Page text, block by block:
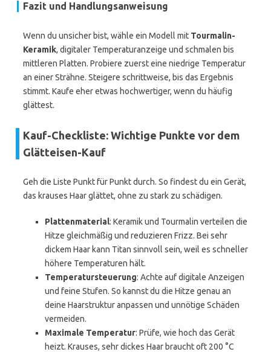
Fazit und Handlungsanweisung
Wenn du unsicher bist, wähle ein Modell mit Tourmalin-
Keramik, digitaler Temperaturanzeige und schmalen bis
mittleren Platten. Probiere zuerst eine niedrige Temperatur
an einer Strähne. Steigere schrittweise, bis das Ergebnis
stimmt. Kaufe eher etwas hochwertiger, wenn du häufig
glättest.
Kauf-Checkliste: Wichtige Punkte vor dem
Glätteisen-Kauf
Geh die Liste Punkt für Punkt durch. So findest du ein Gerät,
das krauses Haar glättet, ohne zu stark zu schädigen.
Plattenmaterial: Keramik und Tourmalin verteilen die
Hitze gleichmäßig und reduzieren Frizz. Bei sehr
dickem Haar kann Titan sinnvoll sein, weil es schneller
höhere Temperaturen hält.
Temperatursteuerung: Achte auf digitale Anzeigen
und feine Stufen. So kannst du die Hitze genau an
deine Haarstruktur anpassen und unnötige Schäden
vermeiden.
Maximale Temperatur: Prüfe, wie hoch das Gerät
heizt. Krauses, sehr dickes Haar braucht oft 200 °C